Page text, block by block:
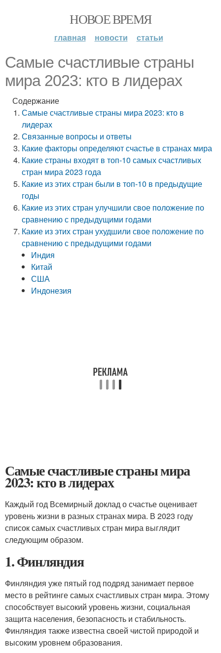
НОВОЕ ВРЕМЯ
главная новости статьи
Самые счастливые страны
мира 2023: кто в лидерах
Содержание
Самые счастливые страны мира 2023: кто в
лидерах
Связанные вопросы и ответы
Какие факторы определяют счастье в странах мира
Какие страны входят в топ-10 самых счастливых
стран мира 2023 года
Какие из этих стран были в топ-10 в предыдущие
годы
Какие из этих стран улучшили свое положение по
сравнению с предыдущими годами
Какие из этих стран ухудшили свое положение по
сравнению с предыдущими годами
Индия
Китай
США
Индонезия
Самые счастливые страны мира
2023: кто в лидерах
Каждый год Всемирный доклад о счастье оценивает
уровень жизни в разных странах мира. В 2023 году
список самых счастливых стран мира выглядит
следующим образом.
1. Финляндия
Финляндия уже пятый год подряд занимает первое
место в рейтинге самых счастливых стран мира. Этому
способствует высокий уровень жизни, социальная
защита населения, безопасность и стабильность.
Финляндия также известна своей чистой природой и
высоким уровнем образования.